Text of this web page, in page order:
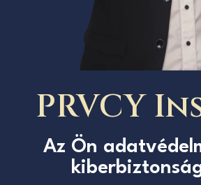
PRVCY
Az Ön